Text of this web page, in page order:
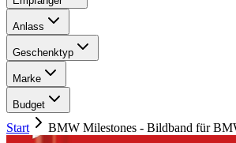
Anlass
Geschenktyp
Marke
Budget
Start BMW Milestones - Bildband für